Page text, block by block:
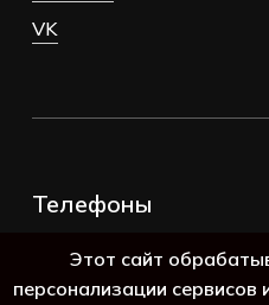
VK
Телефоны
8 (800) 250-69-39
Этот сайт
персонализации